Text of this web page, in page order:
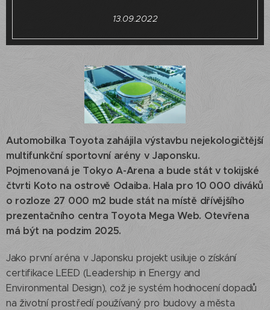
13.09.2022
Automobilka Toyota zahájila výstavbu nejekologičtější
multifunkční sportovní arény v Japonsku.
Pojmenovaná je Tokyo A-Arena a bude stát v tokijské
čtvrti Koto na ostrově Odaiba. Hala pro 10 000 diváků
o rozloze 27 000 m2 bude stát na místě dřívějšího
prezentačního centra Toyota Mega Web. Otevřena
má být na podzim 2025.
Jako první aréna v Japonsku projekt usiluje o získání
certifikace LEED (Leadership in Energy and
Environmental Design), což je systém hodnocení dopadů
na životní prostředí používaný pro budovy a města